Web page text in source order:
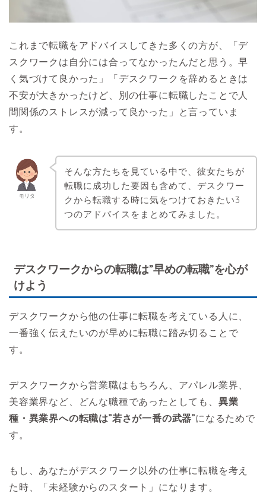
これまで転職をアドバイスしてきた多くの方が、「デ
スクワークは自分には合ってなかったんだと思う。早
く気づけて良かった」「デスクワークを辞めるときは
不安が大きかったけど、別の仕事に転職したことで人
間関係のストレスが減って良かった」と言っていま
す。
モリタ
そんな方たちを見ている中で、彼女たちが
転職に成功した要因も含めて、デスクワー
クから転職する時に気をつけておきたい3
つのアドバイスをまとめてみました。
デスクワークからの転職は”早めの転職”を心が
けよう
デスクワークから他の仕事に転職を考えている人に、
一番強く伝えたいのが早めに転職に踏み切ることで
す。
デスクワークから営業職はもちろん、アパレル業界、
美容業界など、どんな職種であったとしても、 異業
種・異業界への転職は”若さが一番の武器”になるためで
す。
もし、あなたがデスクワーク以外の仕事に転職を考え
た時、「未経験からのスタート」になります。